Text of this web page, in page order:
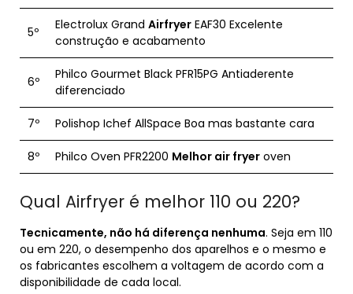
5º Electrolux Grand Airfryer EAF30 Excelente
construção e acabamento
6º
Philco Gourmet Black PFR15PG Antiaderente
diferenciado
7º Polishop Ichef AllSpace Boa mas bastante cara
8º Philco Oven PFR2200 Melhor air fryer oven
Qual Airfryer é melhor 110 ou 220?
Tecnicamente, não há diferença nenhuma. Seja em 110
ou em 220, o desempenho dos aparelhos e o mesmo e
os fabricantes escolhem a voltagem de acordo com a
disponibilidade de cada local.